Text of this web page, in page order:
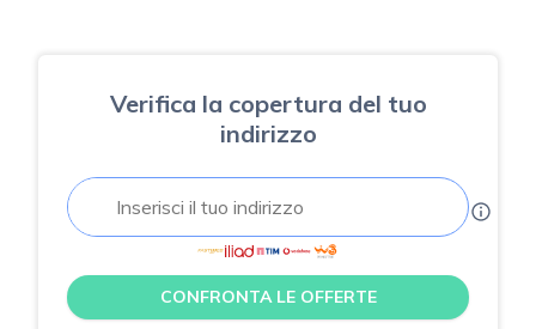
Verifica la copertura del tuo
indirizzo
CONFRONTA LE OFFERTE